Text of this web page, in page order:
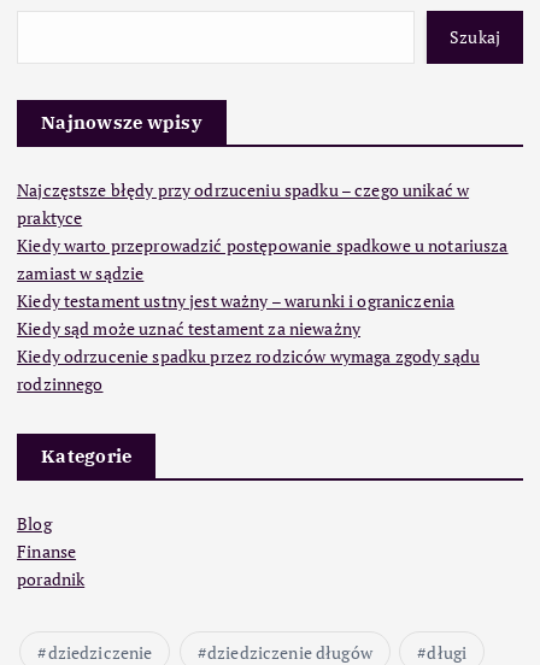
Szukaj
Najnowsze wpisy
Najczęstsze błędy przy odrzuceniu spadku – czego unikać w
praktyce
Kiedy warto przeprowadzić postępowanie spadkowe u notariusza
zamiast w sądzie
Kiedy testament ustny jest ważny – warunki i ograniczenia
Kiedy sąd może uznać testament za nieważny
Kiedy odrzucenie spadku przez rodziców wymaga zgody sądu
rodzinnego
Kategorie
Blog
Finanse
poradnik
dziedziczenie dziedziczenie długów
długi